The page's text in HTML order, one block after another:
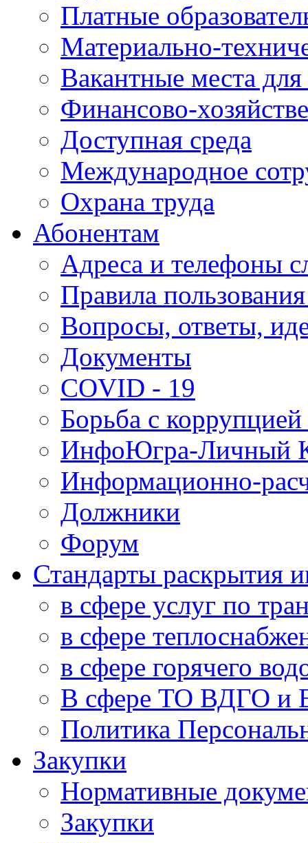
Платные
Материально-
Вакантные места
Финансово-
Доступная среда
Международное
Охрана труда
Абонентам
Адреса и телефоны
Правила
Вопросы, ответы,
Документы
COVID - 19
Борьба с
ИнфоЮгра-Личный
Информационно-
Должники
Форум
Стандарты раскрытия
в сфере услуг по
в сфере
в сфере горячего
В сфере ТО ВДГО и
Политика
Закупки
Нормативные
Закупки